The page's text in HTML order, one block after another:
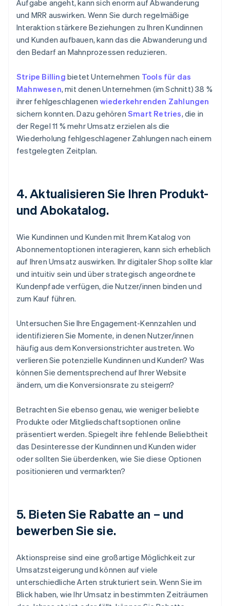
Aufgabe angeht, kann sich enorm auf Abwanderung
und MRR auswirken. Wenn Sie durch regelmäßige
Interaktion stärkere Beziehungen zu Ihren Kundinnen
und Kunden aufbauen, kann das die Abwanderung und
den Bedarf an Mahnprozessen reduzieren.
Stripe Billing bietet Unternehmen Tools für das
Mahnwesen, mit denen Unternehmen (im Schnitt) 38 %
ihrer fehlgeschlagenen wiederkehrenden Zahlungen
sichern konnten. Dazu gehören Smart Retries, die in
der Regel 11 % mehr Umsatz erzielen als die
Wiederholung fehlgeschlagener Zahlungen nach einem
festgelegten Zeitplan.
4. Aktualisieren Sie Ihren Produkt-
und Abokatalog.
Wie Kundinnen und Kunden mit Ihrem Katalog von
Abonnementoptionen interagieren, kann sich erheblich
auf Ihren Umsatz auswirken. Ihr digitaler Shop sollte klar
und intuitiv sein und über strategisch angeordnete
Kundenpfade verfügen, die Nutzer/innen binden und
zum Kauf führen.
Untersuchen Sie Ihre Engagement-Kennzahlen und
identifizieren Sie Momente, in denen Nutzer/innen
häufig aus dem Konversionstrichter austreten. Wo
verlieren Sie potenzielle Kundinnen und Kunden? Was
können Sie dementsprechend auf Ihrer Website
ändern, um die Konversionsrate zu steigern?
Betrachten Sie ebenso genau, wie weniger beliebte
Produkte oder Mitgliedschaftsoptionen online
präsentiert werden. Spiegelt ihre fehlende Beliebtheit
das Desinteresse der Kundinnen und Kunden wider
oder sollten Sie überdenken, wie Sie diese Optionen
positionieren und vermarkten?
5. Bieten Sie Rabatte an – und
bewerben Sie sie.
Aktionspreise sind eine großartige Möglichkeit zur
Umsatzsteigerung und können auf viele
unterschiedliche Arten strukturiert sein. Wenn Sie im
Blick haben, wie Ihr Umsatz in bestimmten Zeiträumen